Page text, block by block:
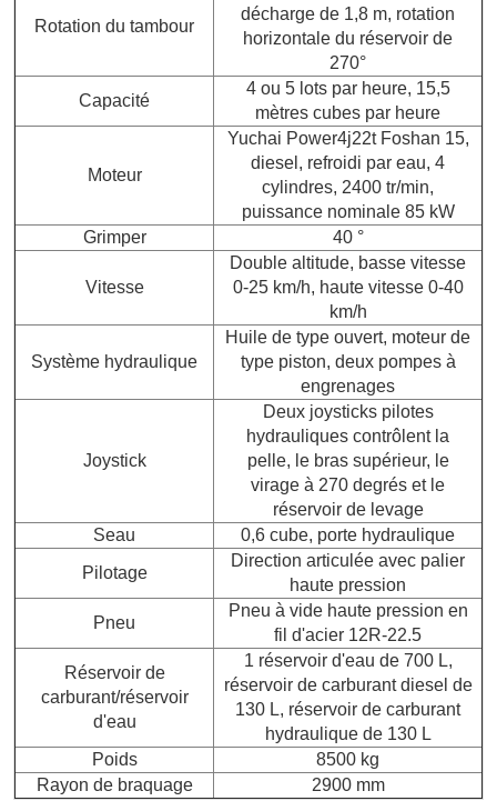
Rotation du tambour
décharge de 1,8 m, rotation
horizontale du réservoir de
270°
Capacité
4 ou 5 lots par heure, 15,5
mètres cubes par heure
Moteur
Yuchai Power4j22t Foshan 15,
diesel, refroidi par eau, 4
cylindres, 2400 tr/min,
puissance nominale 85 kW
Grimper
40 °
Vitesse
Double altitude, basse vitesse
0-25 km/h, haute vitesse 0-40
km/h
Système hydraulique
Huile de type ouvert, moteur de
type piston, deux pompes à
engrenages
Joystick
Deux joysticks pilotes
hydrauliques contrôlent la
pelle, le bras supérieur, le
virage à 270 degrés et le
réservoir de levage
Seau
0,6 cube, porte hydraulique
Pilotage
Direction articulée avec palier
haute pression
Pneu
Pneu à vide haute pression en
fil d'acier 12R-22.5
Réservoir de
carburant/réservoir
d'eau
1 réservoir d'eau de 700 L,
réservoir de carburant diesel de
130 L, réservoir de carburant
hydraulique de 130 L
Poids
8500 kg
Rayon de braquage
2900 mm